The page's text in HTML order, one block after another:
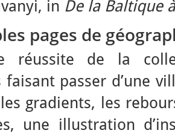
in De la Baltique
pages de
réussite de la
passer d’une
les gradients, les
une illustration